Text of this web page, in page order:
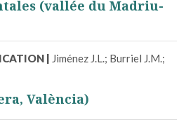
(vallée du Madriu-
| Jiménez J.L.; Burriel J.M.;
València)